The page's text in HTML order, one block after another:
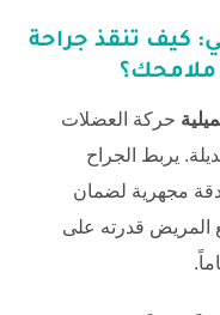
كيف تنقذ جراحة
ملامحك؟
حركة العضلات
يربط الجراح
مجهرية لضمان
المريض قدرته على